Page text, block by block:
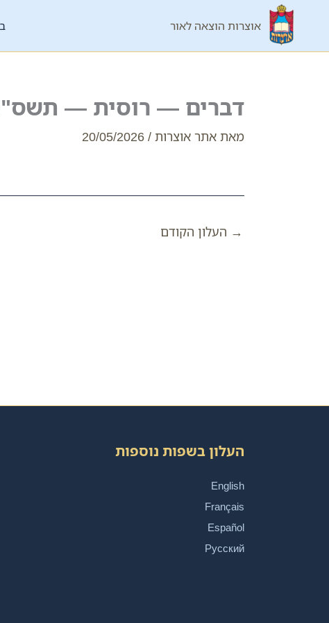
אוצרות הוצאה לאור
דברים — רוסית —
מאת אתר אוצרות /
20/05/2026
→ העלון הקודם
העלון בשפות נוספות
English
Français
Español
Русский